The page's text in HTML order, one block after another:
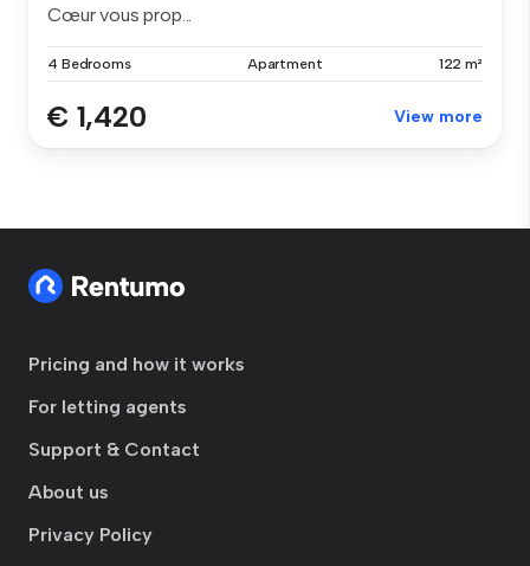
Cœur vous prop...
4 Bedrooms Apartment 122 m²
€ 1,420 View more
Pricing and how it works
For letting agents
Support & Contact
About us
Privacy Policy